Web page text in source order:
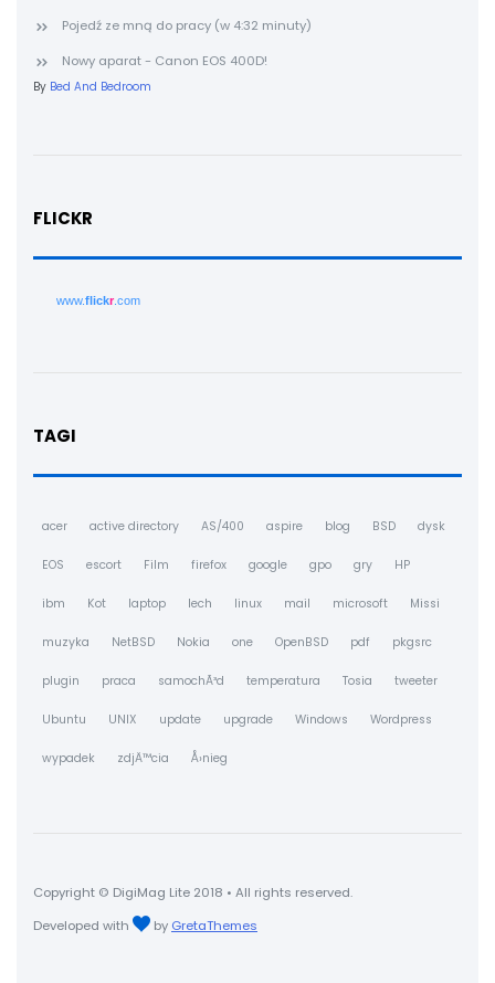
Pojedź ze mną do pracy (w 4:32 minuty)
Nowy aparat - Canon EOS 400D!
By Bed And Bedroom
FLICKR
www.flickr.com
TAGI
acer active directory AS/400 aspire blog BSD dysk
EOS escort Film firefox google gpo gry HP
ibm Kot laptop lech linux mail microsoft Missi
muzyka NetBSD Nokia one OpenBSD pdf pkgsrc
plugin praca samochÃ³d temperatura Tosia tweeter
Ubuntu UNIX update upgrade Windows Wordpress
wypadek zdjÄ™cia Å›nieg
Copyright © DigiMag Lite 2018 • All rights reserved.
Developed with
by GretaThemes